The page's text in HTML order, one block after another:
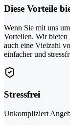
Diese Vorteile
Wenn Sie mit uns
Vorteilen. Wir bieten
auch eine Vielzahl
einfacher und
Stressfrei
Unkompliziert